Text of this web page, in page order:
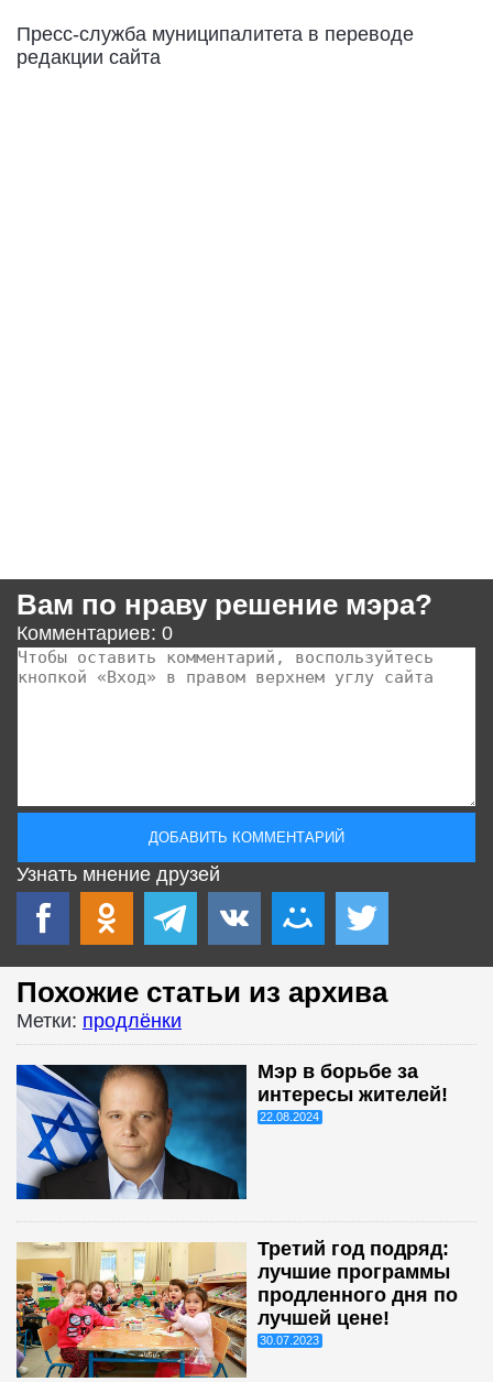
Пресс-служба муниципалитета в переводе
редакции сайта
Вам по нраву решение мэра?
Комментариев: 0
Узнать мнение друзей
Похожие статьи из архива
Метки: продлёнки
Мэр в борьбе за
интересы жителей!
22.08.2024
Третий год подряд:
лучшие программы
продленного дня по
лучшей цене!
30.07.2023